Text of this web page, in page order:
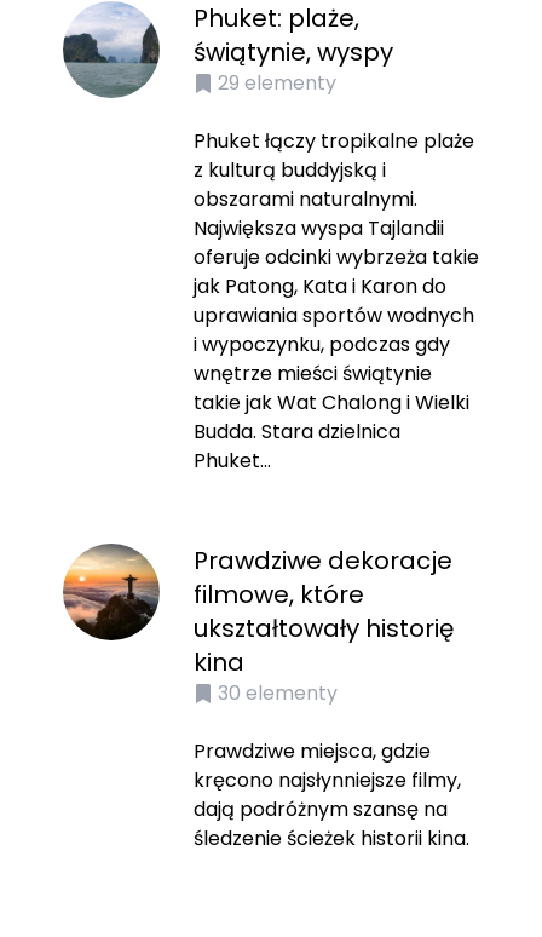
Phuket: plaże,
świątynie, wyspy
29 elementy
Phuket łączy tropikalne plaże
z kulturą buddyjską i
obszarami naturalnymi.
Największa wyspa Tajlandii
oferuje odcinki wybrzeża takie
jak Patong, Kata i Karon do
uprawiania sportów wodnych
i wypoczynku, podczas gdy
wnętrze mieści świątynie
takie jak Wat Chalong i Wielki
Budda. Stara dzielnica
Phuket...
Prawdziwe dekoracje
filmowe, które
ukształtowały historię
kina
30 elementy
Prawdziwe miejsca, gdzie
kręcono najsłynniejsze filmy,
dają podróżnym szansę na
śledzenie ścieżek historii kina.